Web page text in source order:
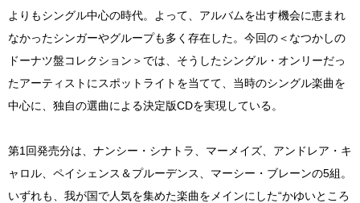
よりもシングル中心の時代。よって、アルバムを出す機会に恵まれ
なかったシンガーやグループも多く存在した。今回の＜なつかしの
ドーナツ盤コレクション＞では、そうしたシングル・オンリーだっ
たアーティストにスポットライトを当てて、当時のシングル楽曲を
中心に、独自の選曲による決定版CDを実現している。
第1回発売分は、ナンシー・シナトラ、マーメイズ、アンドレア・キ
ャロル、ペイシェンス＆プルーデンス、マーシー・ブレーンの5組。
いずれも、我が国で人気を集めた楽曲をメインにした“かゆいところ